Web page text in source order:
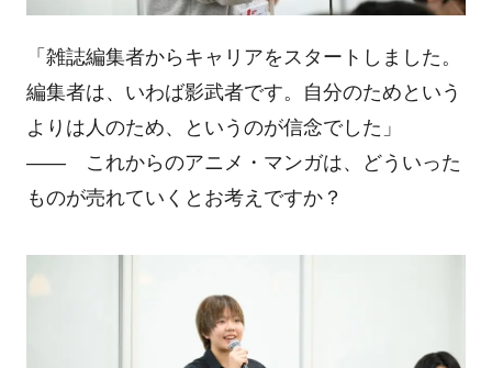
「雑誌編集者からキャリアをスタートしました。
編集者は、いわば影武者です。自分のためという
よりは人のため、というのが信念でした」
―― これからのアニメ・マンガは、どういった
ものが売れていくとお考えですか？